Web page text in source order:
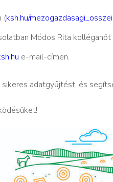
(ksh.hu/
Módos Rita
e-mail-címen.
sikeres adatgyűjtést, és